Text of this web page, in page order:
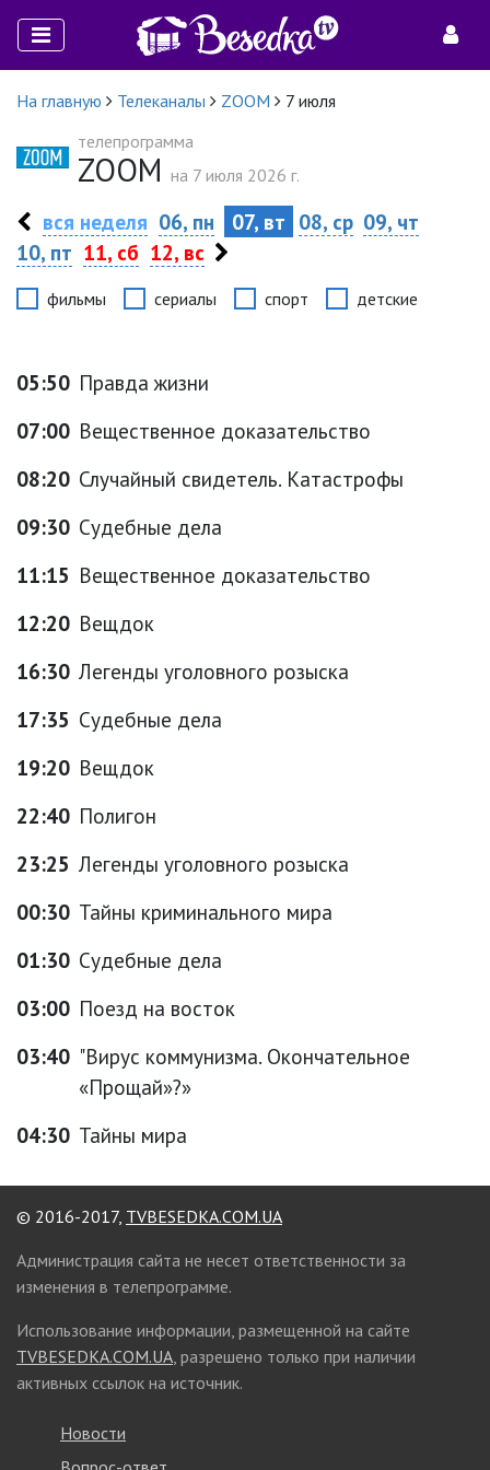
На главную Телеканалы ZOOM
7 июля
телепрограмма
ZOOM на 7 июля 2026 г.
вся неделя 06, пн 07, вт 08, ср 09, чт
10, пт 11, сб 12, вс
фильмы сериалы спорт детские
05:50 Правда жизни
07:00 Вещественное доказательство
08:20 Случайный свидетель. Катастрофы
09:30 Судебные дела
11:15 Вещественное доказательство
12:20 Вещдок
16:30 Легенды уголовного розыска
17:35 Судебные дела
19:20 Вещдок
22:40 Полигон
23:25 Легенды уголовного розыска
00:30 Тайны криминального мира
01:30 Судебные дела
03:00 Поезд на восток
03:40 "Вирус коммунизма. Окончательное
«Прощай»?»
04:30 Тайны мира
© 2016-2017, TVBESEDKA.COM.UA
Администрация сайта не несет ответственности за
изменения в телепрограмме.
Использование информации, размещенной на сайте
TVBESEDKA.COM.UA, разрешено только при наличии
активных ссылок на источник.
Новости